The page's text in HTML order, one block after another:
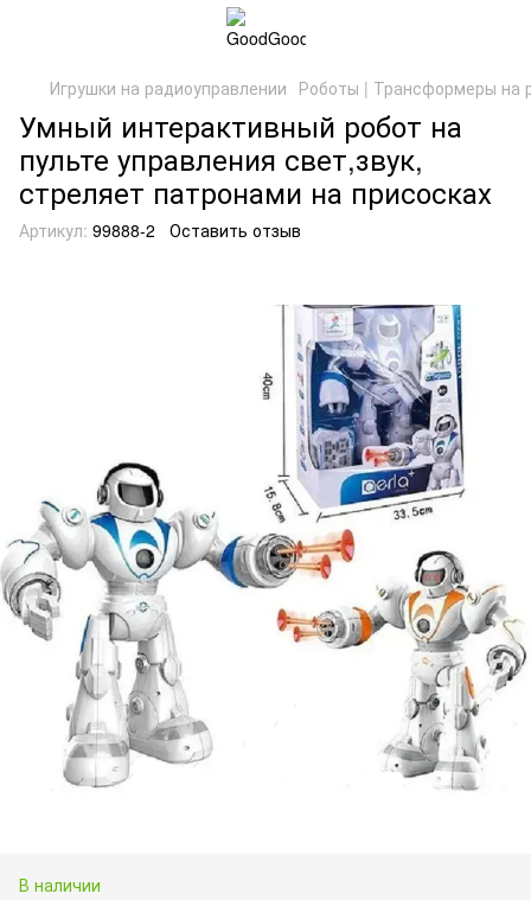
Игрушки на радиоуправлении Роботы | Трансформеры на
Умный интерактивный робот на
пульте управления свет,звук,
стреляет патронами на присосках
Артикул: 99888-2 Оставить отзыв
В наличии